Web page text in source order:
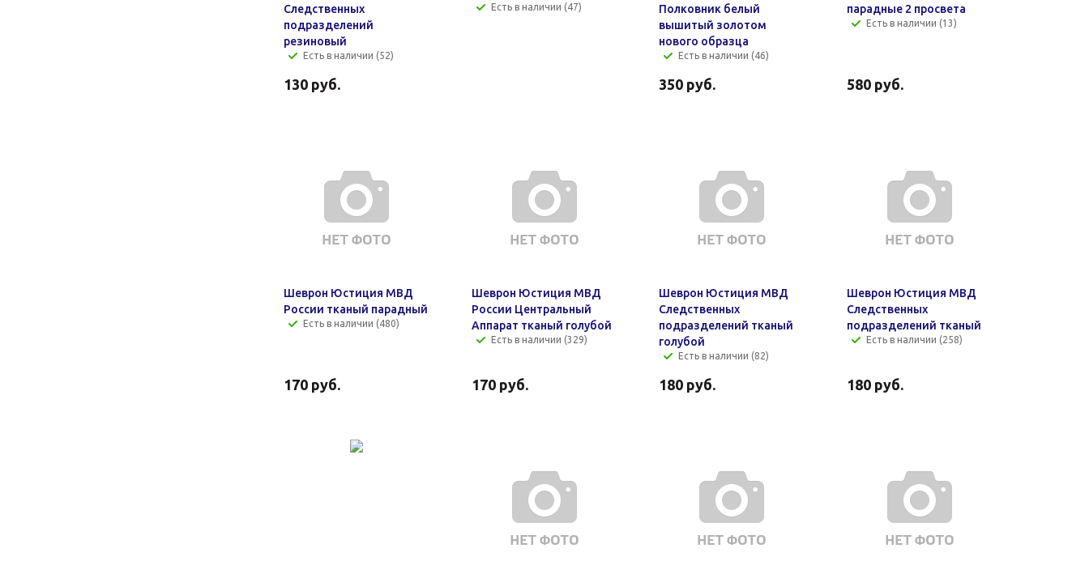
Следственных
подразделений
резиновый
Есть в наличии (52)
130 руб.
Есть в наличии (47)
Полковник белый
вышитый золотом
нового образца
Есть в наличии (46)
350 руб.
парадные 2 просвета
Есть в наличии (13)
580руб.
Шеврон Юстиция МВД
России тканый парадный
Есть в наличии (480)
170 руб.
Шеврон Юстиция МВД
России Центральный
Аппарат тканый голубой
Есть в наличии (329)
170руб.
Шеврон Юстиция МВД
Следственных
подразделений тканый
голубой
Есть в наличии (82)
180 руб.
Шеврон Юстиция МВД
Следственных
подразделений тканый
Есть в наличии (258)
180руб.